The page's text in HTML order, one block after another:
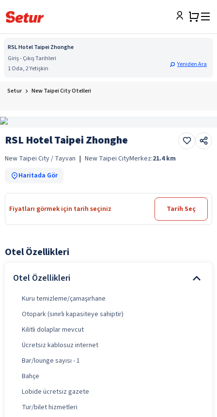
RSL Hotel Taipei Zhonghe
Giriş - Çıkış Tarihleri
1 Oda, 2 Yetişkin
Yeniden Ara
Setur New Taipei City Otelleri
RSL Hotel Taipei Zhonghe
New Taipei City / Tayvan | New Taipei CityMerkez:21.4 km
Haritada Gör
Fiyatları görmek için tarih seçiniz Tarih Seç
Otel Özellikleri
Otel Özellikleri
Kuru temizleme/çamaşırhane
Otopark (sınırlı kapasiteye sahiptir)
Kilitli dolaplar mevcut
Ücretsiz kablosuz internet
Bar/lounge sayısı - 1
Bahçe
Lobide ücretsiz gazete
Tur/bilet hizmetleri